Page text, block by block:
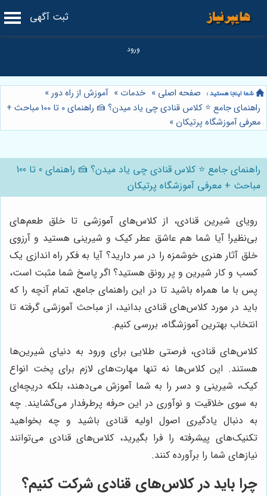
ثبت آگهی
صفحه اصلی » خدمات » آموزش از راه دور»
راهنمای جامع ⭐️ کلاس قنادی چی یاد میدن؟ 🍰 راهنمای 0 تا 100 مباحث +
معرفی آموزشگاه پرتیکان »
راهنمای جامع ⭐️ کلاس قنادی چی یاد میدن؟ 🍰 راهنمای 0 تا 100
مباحث + معرفی آموزشگاه پرتیکان
رویای شیرین قنادی، از کلاس‌های آموزشی تا خلق طعم‌های
بی‌نظیر! آیا شما هم عاشق عطر کیک و شیرینی هستید و آرزوی
خلق آثار هنری خوشمزه را در سر دارید؟ آیا به فکر راه اندازی یک
کسب و کار شیرین و پر رونق هستید؟ اگر پاسخ شما مثبت است،
پس با ما همراه باشید تا در این راهنمای جامع، تمام آنچه را که
باید در مورد کلاس‌های قنادی بدانید، از مباحث آموزشی گرفته تا
انتخاب بهترین آموزشگاه، بررسی کنیم.
کلاس‌های قنادی، فرصتی طلایی برای ورود به دنیای شیرین‌ها
هستند. این کلاس‌ها نه تنها مهارت‌های لازم برای پخت انواع
کیک، شیرینی و دسر را به شما آموزش می‌دهند، بلکه دریچه‌ای
به سوی خلاقیت و نوآوری در این حرفه پرطرفدار می‌گشایند. چه
به دنبال یادگیری اصول اولیه قنادی باشید و چه بخواهید
تکنیک‌های پیشرفته را فرا بگیرید، کلاس‌های قنادی می‌توانند
نیازهای شما را برآورده کنند.
چرا باید در کلاس‌های قنادی شرکت کنیم؟